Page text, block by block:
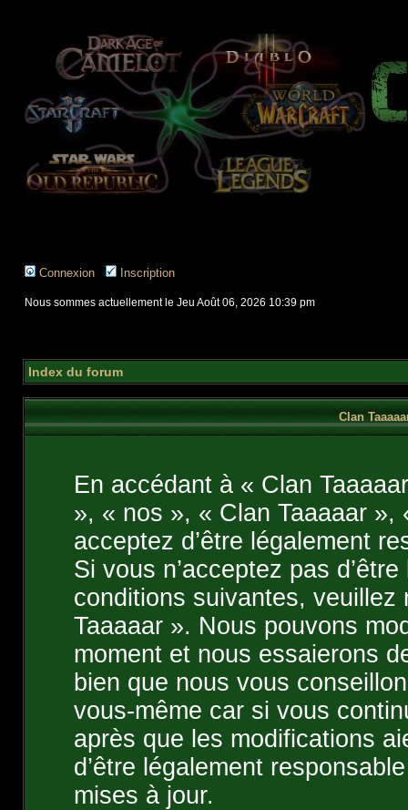
Connexion Inscription
Nous sommes actuellement le Jeu Août 06, 2026 10:39 pm
Index du forum
Clan
En accédant à « Clan
», « nos », « Clan Taaaaar
acceptez d’être légalement
Si vous n’acceptez pas
conditions suivantes,
Taaaaar ». Nous pouvons
moment et nous essaierons
bien que nous vous
vous-même car si vous
après que les modifications
d’être légalement
mises à jour.